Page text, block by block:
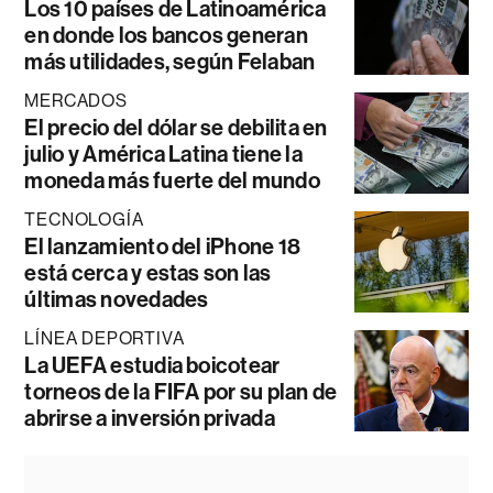
Los 10 países de Latinoamérica
en donde los bancos generan
más utilidades, según Felaban
MERCADOS
El precio del dólar se debilita en
julio y América Latina tiene la
moneda más fuerte del mundo
TECNOLOGÍA
El lanzamiento del iPhone 18
está cerca y estas son las
últimas novedades
LÍNEA DEPORTIVA
La UEFA estudia boicotear
torneos de la FIFA por su plan de
abrirse a inversión privada